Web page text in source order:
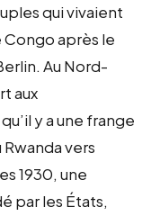
qui vivaient
après le
Au Nord-
aux
y a une frange
vers
1930, une
par les États,